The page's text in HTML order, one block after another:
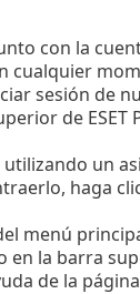
con la
cualquier
sesión de
de ESET
un
haga
menú
en la barra
de la